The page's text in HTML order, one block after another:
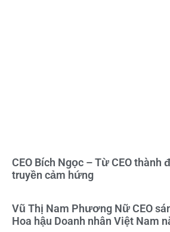
CEO Bích Ngọc – Từ CEO thành
truyền cảm hứng
Vũ Thị Nam Phương Nữ CEO
Hoa hậu Doanh nhân Việt Nam